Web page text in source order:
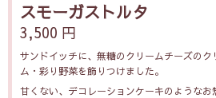
スモーガストルタ
3,500 円
サンドイッチに、無糖のクリームチーズの
ム・彩り野菜を飾りつけました。
甘くない、デコレーションケーキのようなお